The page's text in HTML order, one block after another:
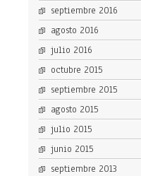
septiembre 2016
agosto 2016
julio 2016
octubre 2015
septiembre 2015
agosto 2015
julio 2015
junio 2015
septiembre 2013